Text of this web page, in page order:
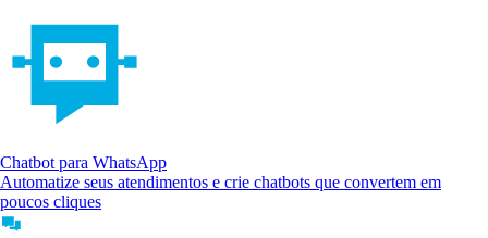
Chatbot para WhatsApp
Automatize seus atendimentos e crie chatbots que convertem em
poucos cliques